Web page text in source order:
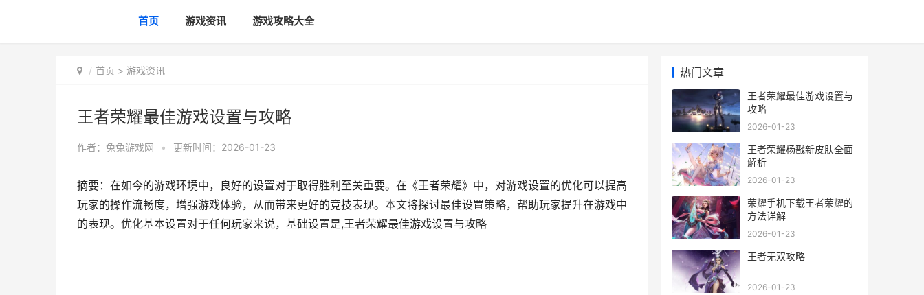
首页 游戏资讯 游戏攻略大全
首页 > 游戏资讯
王者荣耀最佳游戏设置与攻略
作者： 兔兔游戏网 • 更新时间：2026-01-23
摘要：在如今的游戏环境中，良好的设置对于取得胜利至关重要。在《王者荣耀》中，对游戏设置的优化可以提高
玩家的操作流畅度，增强游戏体验，从而带来更好的竞技表现。本文将探讨最佳设置策略，帮助玩家提升在游戏中
的表现。优化基本设置对于任何玩家来说，基础设置是,王者荣耀最佳游戏设置与攻略
热门文章
王者荣耀最佳游戏设置与
攻略
2026-01-23
王者荣耀杨戬新皮肤全面
解析
2026-01-23
荣耀手机下载王者荣耀的
方法详解
2026-01-23
王者无双攻略
2026-01-23